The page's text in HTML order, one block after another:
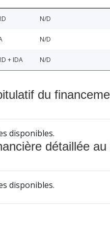
N/D
N/D
+ IDA N/D
du
disponibles.
détaillée
disponibles.